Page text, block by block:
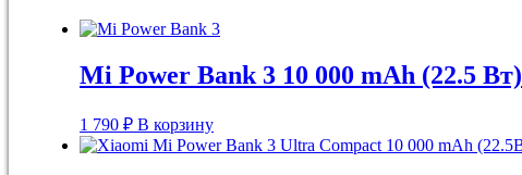
Mi Power Bank 3 10 000 mAh (22.5 Вт)
1 790 ₽ В корзину